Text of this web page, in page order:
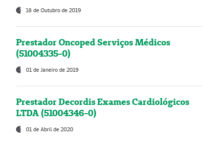
18 de Outubro de 2019
Prestador Oncoped Serviços Médicos
(51004335-0)
01 de Janeiro de 2019
Prestador Decordis Exames Cardiológicos
LTDA (51004346-0)
01 de Abril de 2020